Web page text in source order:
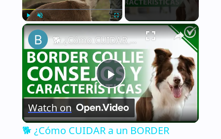
Play Unmute Fullscreen ×
Play
Video
🐕 ¿Cómo CUIDAR a un BORDER COLLIE correctamente? - Características y consejos 🐕
Watch on
🐕 ¿Cómo CUIDAR a un BORDER